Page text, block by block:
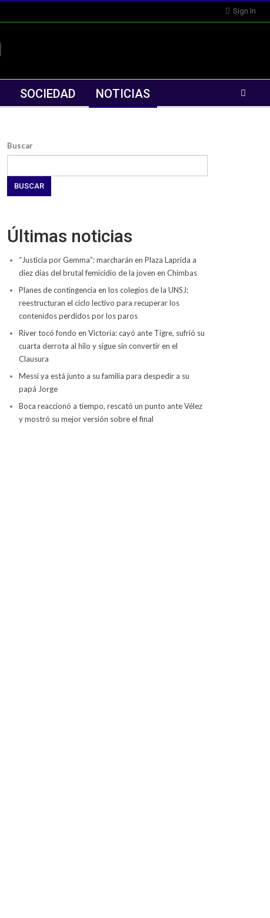
Sign In
SOCIEDAD NOTICIAS
Buscar
BUSCAR
Últimas noticias
“Justicia por Gemma”: marcharán en Plaza Laprida a
diez días del brutal femicidio de la joven en Chimbas
Planes de contingencia en los colegios de la UNSJ:
reestructuran el ciclo lectivo para recuperar los
contenidos perdidos por los paros
River tocó fondo en Victoria: cayó ante Tigre, sufrió su
cuarta derrota al hilo y sigue sin convertir en el
Clausura
Messi ya está junto a su familia para despedir a su
papá Jorge
Boca reaccionó a tiempo, rescató un punto ante Vélez
y mostró su mejor versión sobre el final